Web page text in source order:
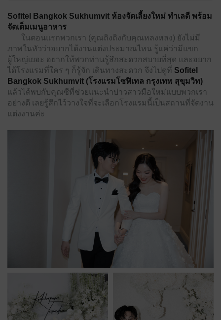
Sofitel Bangkok Sukhumvit ห้องจัดเลี้ยงใหม่ ทำเลดี พร้อม
จัดเต็มเมนูอาหาร
ในตอนแรกพวกเรา (คุณถิงถิงกับคุณหลงหลง) ยังไม่มี
ภาพในหัวว่าอยากได้งานแต่งประมาณไหน รู้แค่ว่ามีแขก
ผู้ใหญ่เยอะ อยากให้พวกท่านรู้สึกสะดวกสบายที่สุด และอยาก
ได้โรงแรมที่ใคร ๆ ก็รู้จัก เดินทางสะดวก จึงไปดูที่ Sofitel
Bangkok Sukhumvit (โรงแรมโซฟิเทล กรุงเทพ สุขุมวิท)
แล้วได้พบกับคุณซีที่ช่วยแนะนำบ่าวสาวมือใหม่แบบพวกเรา
อย่างดี เลยรู้สึกไว้วางใจที่จะเลือกโรงแรมนี้เป็นสถานที่จัดงาน
แต่งงานค่ะ